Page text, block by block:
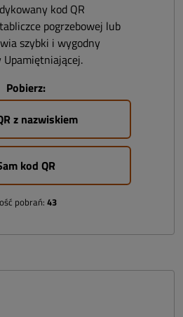
kod QR
pogrzebowej lub
szybki i wygodny
Pobierz:
z nazwiskiem
kod QR
pobrań: 43